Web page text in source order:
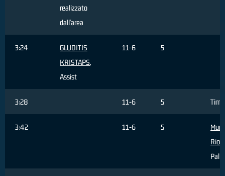
realizzato
dall'area
3:24
GLUDITIS
KRISTAPS,
Assist
11-6 5
3:28 11-6 5
3:42 11-6 5
Murri